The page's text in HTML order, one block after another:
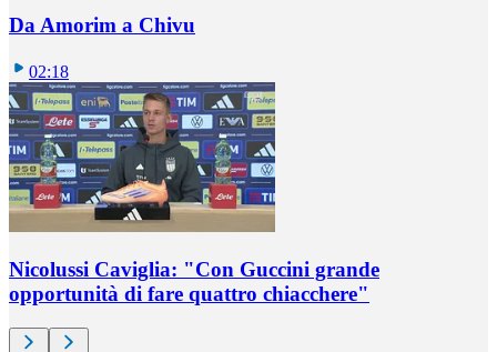
Da Amorim a Chivu
02:18
Nicolussi Caviglia: "Con Guccini grande
opportunità di fare quattro chiacchere"